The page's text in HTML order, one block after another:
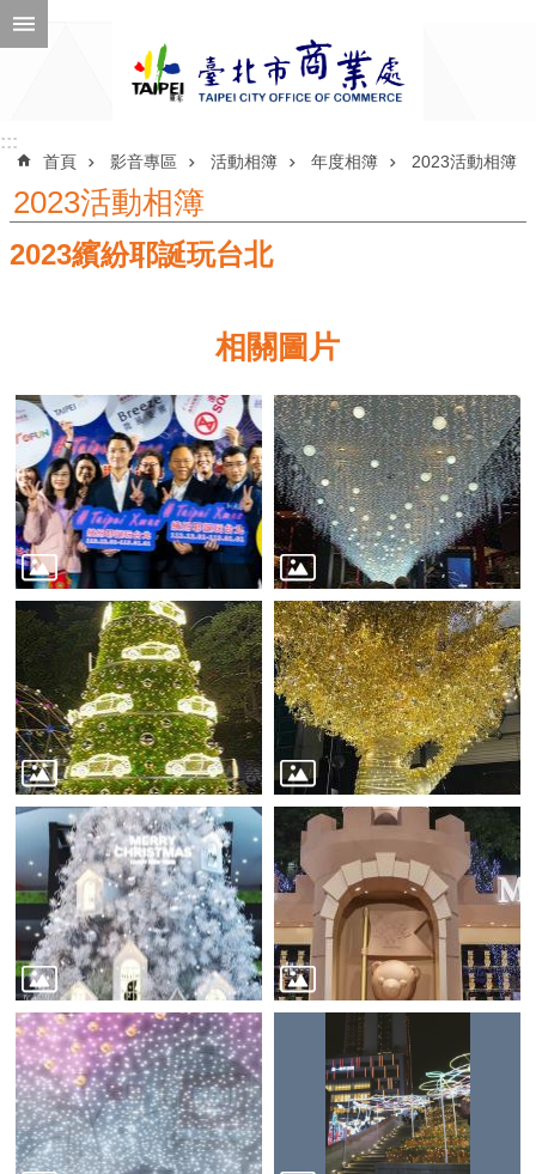
跳到主要內容區塊
公
機
關
介
紹
業
務
資
訊
線
上
服
務
公
司
及
商
業
登
記
服
務
商
業
::::::
首頁 影音專區 活動相簿 年度相簿 2023活動相簿
2023活動相簿
2023繽紛耶誕玩台北
相關圖片